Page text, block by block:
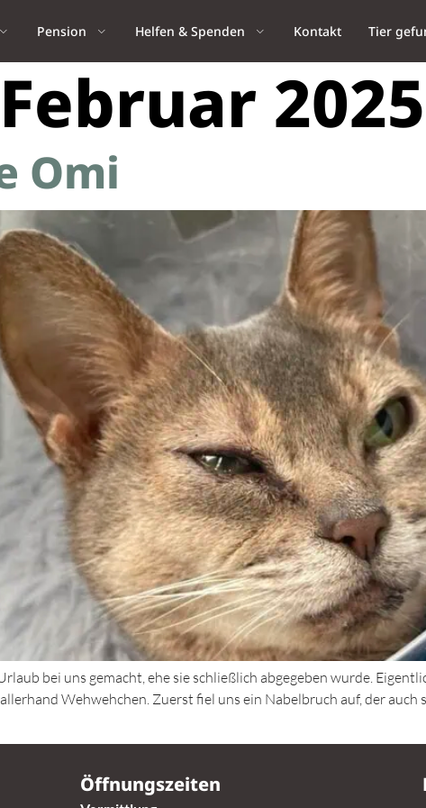
Pension Helfen & Spenden Kontakt Tier
2025
Omi
bei uns gemacht, ehe sie schließlich abgegeben wurde.
Wehwehchen. Zuerst fiel uns ein Nabelbruch auf, der
Öffnungszeiten